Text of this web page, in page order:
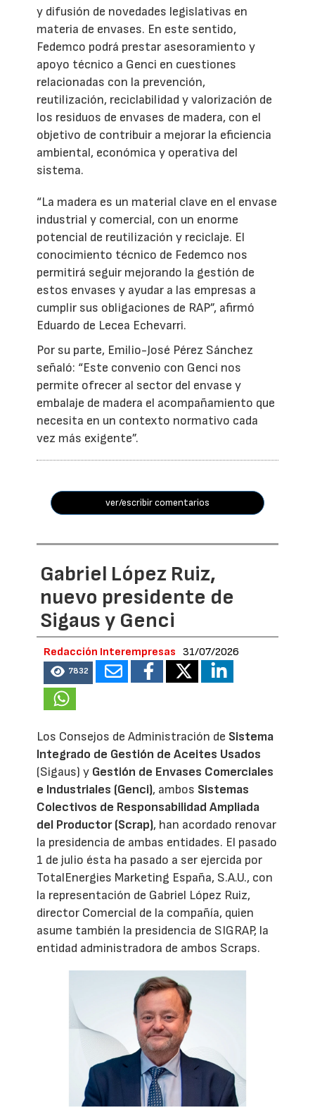
y difusión de novedades legislativas en
materia de envases. En este sentido,
Fedemco podrá prestar asesoramiento y
apoyo técnico a Genci en cuestiones
relacionadas con la prevención,
reutilización, reciclabilidad y valorización de
los residuos de envases de madera, con el
objetivo de contribuir a mejorar la eficiencia
ambiental, económica y operativa del
sistema.
“La madera es un material clave en el envase
industrial y comercial, con un enorme
potencial de reutilización y reciclaje. El
conocimiento técnico de Fedemco nos
permitirá seguir mejorando la gestión de
estos envases y ayudar a las empresas a
cumplir sus obligaciones de RAP”, afirmó
Eduardo de Lecea Echevarri.
Por su parte, Emilio-José Pérez Sánchez
señaló: “Este convenio con Genci nos
permite ofrecer al sector del envase y
embalaje de madera el acompañamiento que
necesita en un contexto normativo cada
vez más exigente”.
ver/escribir comentarios
Gabriel López Ruiz,
nuevo presidente de
Sigaus y Genci
Redacción Interempresas 31/07/2026
7832
Los Consejos de Administración de Sistema
Integrado de Gestión de Aceites Usados
(Sigaus) y Gestión de Envases Comerciales
e Industriales (Genci), ambos Sistemas
Colectivos de Responsabilidad Ampliada
del Productor (Scrap), han acordado renovar
la presidencia de ambas entidades. El pasado
1 de julio ésta ha pasado a ser ejercida por
TotalEnergies Marketing España, S.A.U., con
la representación de Gabriel López Ruiz,
director Comercial de la compañía, quien
asume también la presidencia de SIGRAP, la
entidad administradora de ambos Scraps.